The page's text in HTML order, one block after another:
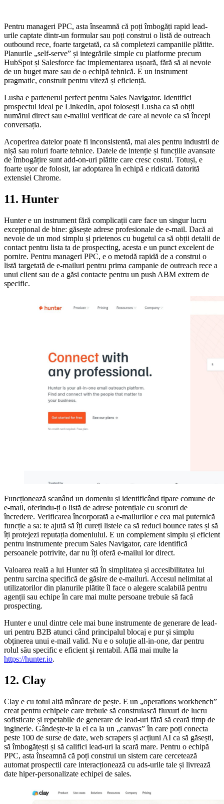
Pentru manageri PPC, asta înseamnă că poți îmbogăți rapid lead-
urile captate dintr-un formular sau poți construi o listă de outreach
outbound rece, foarte targetată, ca să completezi campaniile plătite.
Planurile „self-serve” și integrările simple cu platforme precum
HubSpot și Salesforce fac implementarea ușoară, fără să ai nevoie
de un buget mare sau de o echipă tehnică. E un instrument
pragmatic, construit pentru viteză și eficiență.
Lusha e partenerul perfect pentru Sales Navigator. Identifici
prospectul ideal pe LinkedIn, apoi folosești Lusha ca să obții
numărul direct sau e-mailul verificat de care ai nevoie ca să începi
conversația.
Acoperirea datelor poate fi inconsistentă, mai ales pentru industrii de
nișă sau roluri foarte tehnice. Datele de intenție și funcțiile avansate
de îmbogățire sunt add-on-uri plătite care cresc costul. Totuși, e
foarte ușor de folosit, iar adoptarea în echipă e ridicată datorită
extensiei Chrome.
11. Hunter
Hunter e un instrument fără complicații care face un singur lucru
excepțional de bine: găsește adrese profesionale de e-mail. Dacă ai
nevoie de un mod simplu și prietenos cu bugetul ca să obții detalii de
contact pentru lista ta de prospecting, acesta e un punct excelent de
pornire. Pentru manageri PPC, e o metodă rapidă de a construi o
listă targetată de e-mailuri pentru prima campanie de outreach rece a
unui client sau de a găsi contacte pentru un push ABM extrem de
specific.
Funcționează scanând un domeniu și identificând tipare comune de
e-mail, oferindu-ți o listă de adrese potențiale cu scoruri de
încredere. Verificarea încorporată a e-mailurilor e cea mai puternică
funcție a sa: te ajută să îți cureți listele ca să reduci bounce rates și să
îți protejezi reputația domeniului. E un complement simplu și eficient
pentru instrumente precum Sales Navigator, care identifică
persoanele potrivite, dar nu îți oferă e-mailul lor direct.
Valoarea reală a lui Hunter stă în simplitatea și accesibilitatea lui
pentru sarcina specifică de găsire de e-mailuri. Accesul nelimitat al
utilizatorilor din planurile plătite îl face o alegere scalabilă pentru
agenții sau echipe în care mai multe persoane trebuie să facă
prospecting.
Hunter e unul dintre cele mai bune instrumente de generare de lead-
uri pentru B2B atunci când principalul blocaj e pur și simplu
obținerea unui e-mail valid. Nu e o soluție all-in-one, dar pentru
rolul său specific e eficient și rentabil. Află mai multe la
https://hunter.io.
12. Clay
Clay e cu totul altă mâncare de pește. E un „operations workbench”
creat pentru echipele care trebuie să construiască fluxuri de lucru
sofisticate și repetabile de generare de lead-uri fără să ceară timp de
inginerie. Gândește-te la el ca la un „canvas” în care poți conecta
peste 100 de surse de date, web scrapers și acțiuni AI ca să găsești,
să îmbogățești și să califici lead-uri la scară mare. Pentru o echipă
PPC, asta înseamnă că poți construi un sistem care cercetează
automat prospectii care interacționează cu ads-urile tale și livrează
date hiper-personalizate echipei de sales.